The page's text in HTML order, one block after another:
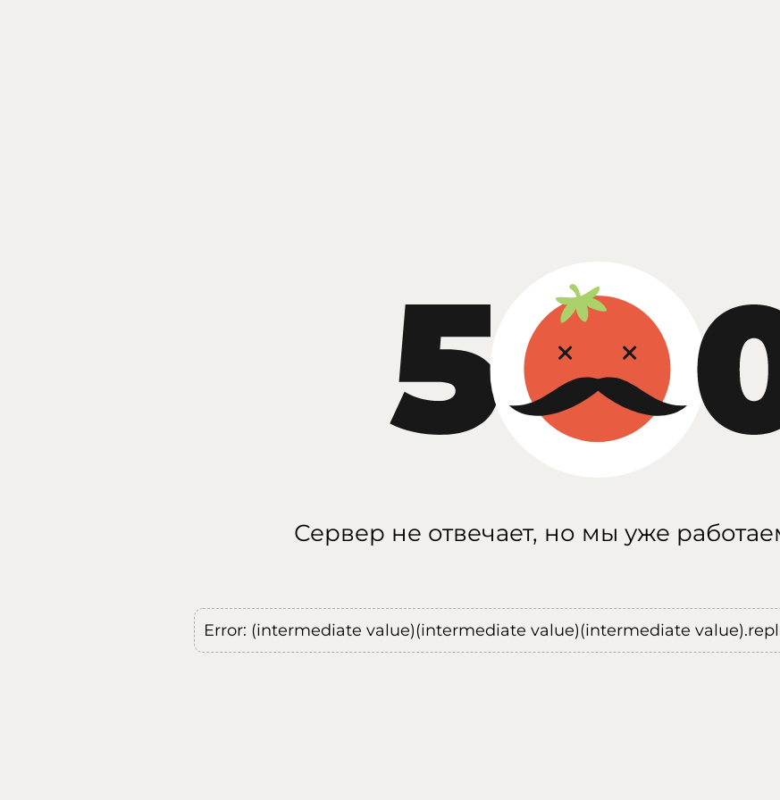
Сервер не отвечает, но мы уже
Error: (intermediate value)(intermediate value)(intermediate